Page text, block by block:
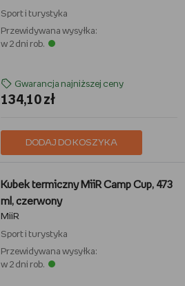
Sport i turystyka
Przewidywana wysyłka:
w 2 dni rob.
Gwarancja najniższej ceny
134,10 zł
DODAJ DO KOSZYKA
Kubek termiczny MiiR Camp Cup, 473
ml, czerwony
MiiR
Sport i turystyka
Przewidywana wysyłka:
w 2 dni rob.